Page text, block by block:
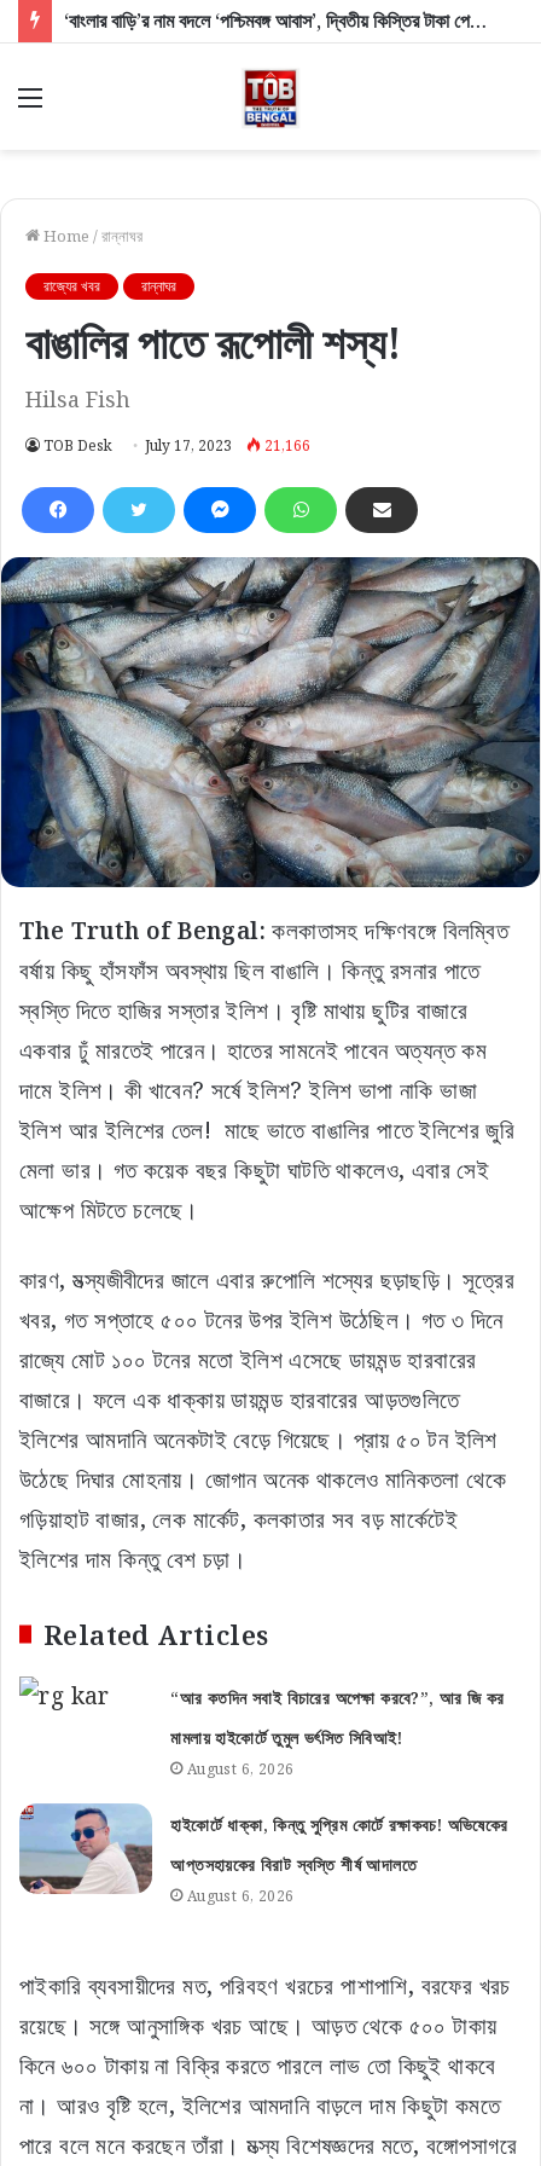
‘বাংলার বাড়ি’র নাম বদলে ‘পশ্চিমবঙ্গ আবাস’, দ্বিতীয় কিস্তির টাকা পেলেন প্রায় ১০ লক্ষ উপভোক্তা
Menu
Home /রান্নাঘর
রাজ্যের খবর রান্নাঘর
বাঙালির পাতে রূপোলী শস্য!
Hilsa Fish
TOB Desk July 17, 2023 21,166
The Truth of Bengal: কলকাতাসহ দক্ষিণবঙ্গে বিলম্বিত
বর্ষায় কিছু হাঁসফাঁস অবস্থায় ছিল বাঙালি। কিন্তু রসনার পাতে
স্বস্তি দিতে হাজির সস্তার ইলিশ। বৃষ্টি মাথায় ছুটির বাজারে
একবার ঢুঁ মারতেই পারেন। হাতের সামনেই পাবেন অত্যন্ত কম
দামে ইলিশ। কী খাবেন? সর্ষে ইলিশ? ইলিশ ভাপা নাকি ভাজা
ইলিশ আর ইলিশের তেল! মাছে ভাতে বাঙালির পাতে ইলিশের জুরি
মেলা ভার। গত কয়েক বছর কিছুটা ঘাটতি থাকলেও, এবার সেই
আক্ষেপ মিটতে চলেছে।
কারণ, মত্‍স্যজীবীদের জালে এবার রুপোলি শস্যের ছড়াছড়ি। সূত্রের
খবর, গত সপ্তাহে ৫০০ টনের উপর ইলিশ উঠেছিল। গত ৩ দিনে
রাজ্যে মোট ১০০ টনের মতো ইলিশ এসেছে ডায়মন্ড হারবারের
বাজারে। ফলে এক ধাক্কায় ডায়মন্ড হারবারের আড়তগুলিতে
ইলিশের আমদানি অনেকটাই বেড়ে গিয়েছে। প্রায় ৫০ টন ইলিশ
উঠেছে দিঘার মোহনায়। জোগান অনেক থাকলেও মানিকতলা থেকে
গড়িয়াহাট বাজার, লেক মার্কেট, কলকাতার সব বড় মার্কেটেই
ইলিশের দাম কিন্তু বেশ চড়া।
Related Articles
“আর কতদিন সবাই বিচারের অপেক্ষা করবে?”, আর জি কর
মামলায় হাইকোর্টে তুমুল ভর্ৎসিত সিবিআই!
August 6, 2026
হাইকোর্টে ধাক্কা, কিন্তু সুপ্রিম কোর্টে রক্ষাকবচ! অভিষেকের
আপ্তসহায়কের বিরাট স্বস্তি শীর্ষ আদালতে
August 6, 2026
পাইকারি ব্যবসায়ীদের মত, পরিবহণ খরচের পাশাপাশি, বরফের খরচ
রয়েছে। সঙ্গে আনুসাঙ্গিক খরচ আছে। আড়ত থেকে ৫০০ টাকায়
কিনে ৬০০ টাকায় না বিক্রি করতে পারলে লাভ তো কিছুই থাকবে
না। আরও বৃষ্টি হলে, ইলিশের আমদানি বাড়লে দাম কিছুটা কমতে
পারে বলে মনে করছেন তাঁরা। মত্‍স্য বিশেষজ্ঞদের মতে, বঙ্গোপসাগরে